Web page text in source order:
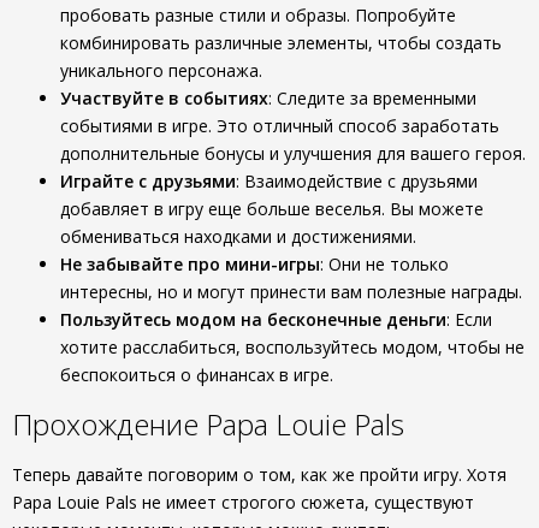
пробовать разные стили и образы. Попробуйте
комбинировать различные элементы, чтобы создать
уникального персонажа.
Участвуйте в событиях: Следите за временными
событиями в игре. Это отличный способ заработать
дополнительные бонусы и улучшения для вашего героя.
Играйте с друзьями: Взаимодействие с друзьями
добавляет в игру еще больше веселья. Вы можете
обмениваться находками и достижениями.
Не забывайте про мини-игры: Они не только
интересны, но и могут принести вам полезные награды.
Пользуйтесь модом на бесконечные деньги: Если
хотите расслабиться, воспользуйтесь модом, чтобы не
беспокоиться о финансах в игре.
Прохождение Papa Louie Pals
Теперь давайте поговорим о том, как же пройти игру. Хотя
Papa Louie Pals не имеет строгого сюжета, существуют